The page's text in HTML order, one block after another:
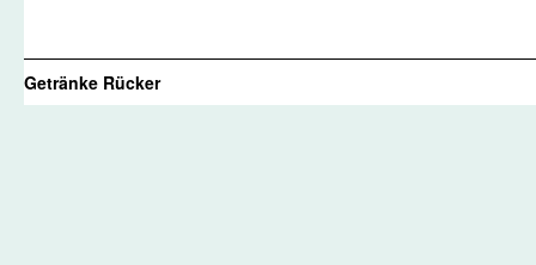
Getränke Rücker